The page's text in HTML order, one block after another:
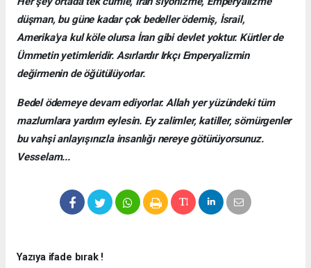
düşman, bu güne kadar çok bedeller ödemiş, İsrail,
Amerika'ya kul köle olursa İran gibi devlet yoktur. Kürtler de
Ümmetin yetimleridir. Asırlardır Irkçı Emperyalizmin
değirmenin de öğütülüyorlar.
Bedel ödemeye devam ediyorlar. Allah yer yüzündeki tüm
mazlumlara yardım eylesin. Ey zalimler, katiller, sömürgenler
bu vahşi anlayışınızla insanlığı nereye götürüyorsunuz.
Vesselam...
Yazıya ifade bırak !